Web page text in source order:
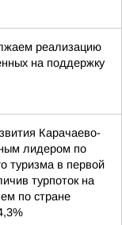
реализацию
на поддержку
Карачаево-
лидером по
туризма в первой
турпоток на
по стране